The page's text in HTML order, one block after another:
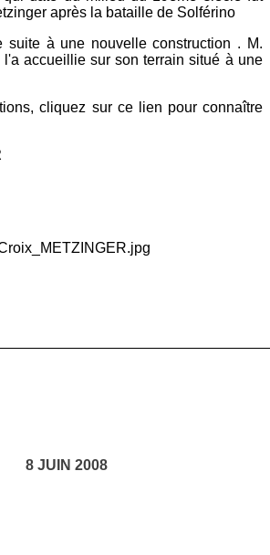
après la bataille de Solférino
suite à une nouvelle construction . M.
accueillie sur son terrain situé à une
cliquez sur ce lien pour connaître
8 JUIN 2008